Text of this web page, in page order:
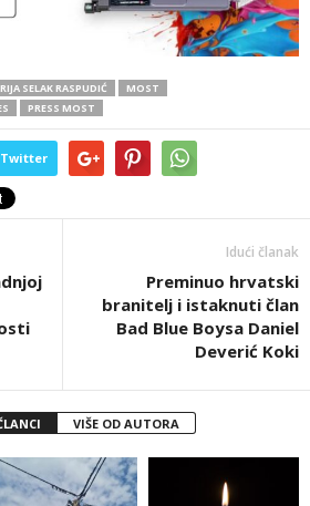
SELAK RASPUDIĆ
MOST
PRESS MOST
Twitter
Idući članak
Preminuo hrvatski
branitelj i istaknuti član
Bad Blue Boysa Daniel
Deverić Koki
VIŠE OD AUTORA